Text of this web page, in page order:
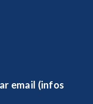
email (infos